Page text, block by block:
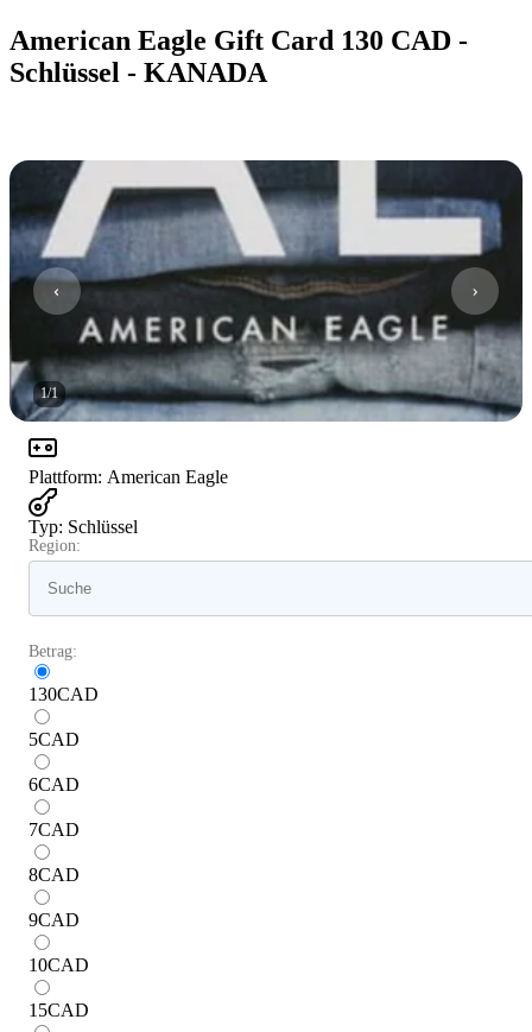
American Eagle Gift Card 130 CAD -
Schlüssel - KANADA
1/1
Plattform: American Eagle
Typ: Schlüssel
Region:
Betrag:
130CAD
5CAD
6CAD
7CAD
8CAD
9CAD
10CAD
15CAD